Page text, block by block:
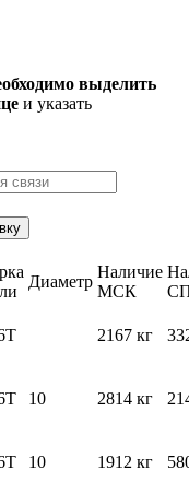
выделить
и указать
Диаметр
Наличие
МСК
2167 кг
10 2814 кг
10 1912 кг